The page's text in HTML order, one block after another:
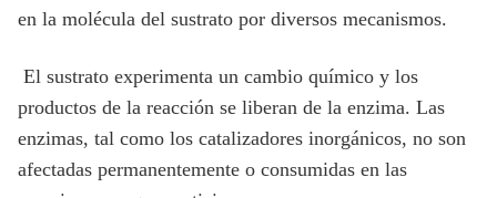
en la molécula del sustrato por diversos mecanismos.
El sustrato experimenta un cambio químico y los
productos de la reacción se liberan de la enzima. Las
enzimas, tal como los catalizadores inorgánicos, no son
afectadas permanentemente o consumidas en las